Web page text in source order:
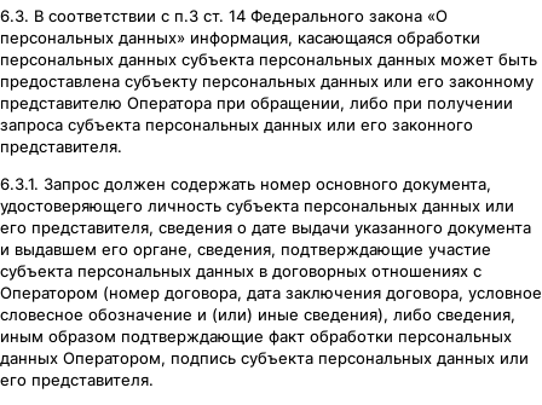
6.3. В соответствии с п.3 ст. 14 Федерального закона «О
персональных данных» информация, касающаяся обработки
персональных данных субъекта персональных данных может быть
предоставлена субъекту персональных данных или его законному
представителю Оператора при обращении, либо при получении
запроса субъекта персональных данных или его законного
представителя.
6.3.1. Запрос должен содержать номер основного документа,
удостоверяющего личность субъекта персональных данных или
его представителя, сведения о дате выдачи указанного документа
и выдавшем его органе, сведения, подтверждающие участие
субъекта персональных данных в договорных отношениях с
Оператором (номер договора, дата заключения договора, условное
словесное обозначение и (или) иные сведения), либо сведения,
иным образом подтверждающие факт обработки персональных
данных Оператором, подпись субъекта персональных данных или
его представителя.